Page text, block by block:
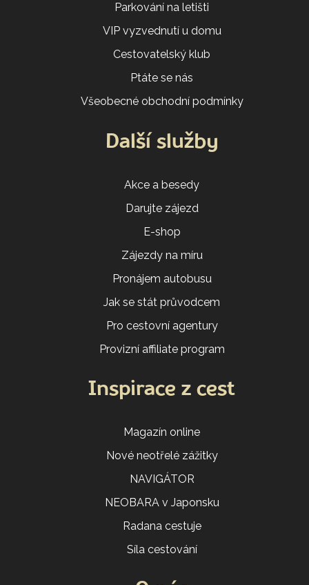
Parkování na letišti
VIP vyzvednutí u domu
Cestovatelský klub
Ptáte se nás
Všeobecné obchodní podmínky
Další služby
Akce a besedy
Darujte zájezd
E-shop
Zájezdy na míru
Pronájem autobusu
Jak se stát průvodcem
Pro cestovní agentury
Provizní affiliate program
Inspirace z cest
Magazín online
Nové neotřelé zážitky
NAVIGÁTOR
NEOBARA v Japonsku
Radana cestuje
Síla cestování